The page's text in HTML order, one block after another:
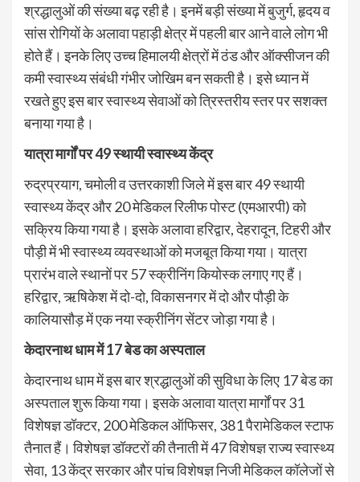
श्रद्धालुओं की संख्या बढ़ रही है। इनमें बड़ी संख्या में बुजुर्ग, हृदय व
सांस रोगियों के अलावा पहाड़ी क्षेत्र में पहली बार आने वाले लोग भी
होते हैं। इनके लिए उच्च हिमालयी क्षेत्रों में ठंड और ऑक्सीजन की
कमी स्वास्थ्य संबंधी गंभीर जोखिम बन सकती है। इसे ध्यान में
रखते हुए इस बार स्वास्थ्य सेवाओं को त्रिस्तरीय स्तर पर सशक्त
बनाया गया है।
यात्रा मार्गों पर 49स्थायी स्वास्थ्य केंद्र
रुद्रप्रयाग, चमोली व उत्तरकाशी जिले में इस बार 49 स्थायी
स्वास्थ्य केंद्र और 20 मेडिकल रिलीफ पोस्ट (एमआरपी) को
सक्रिय किया गया है। इसके अलावा हरिद्वार, देहरादून, टिहरी और
पौड़ी में भी स्वास्थ्य व्यवस्थाओं को मजबूत किया गया। यात्रा
प्रारंभ वाले स्थानों पर 57 स्क्रीनिंग कियोस्क लगाए गए हैं।
हरिद्वार, ऋषिकेश में दो-दो, विकासनगर में दो और पौड़ी के
कालियासौड़ में एक नया स्क्रीनिंग सेंटर जोड़ा गया है।
केदारनाथ धाम में 17बेड का अस्पताल
केदारनाथ धाम में इस बार श्रद्धालुओं की सुविधा के लिए 17 बेड का
अस्पताल शुरू किया गया। इसके अलावा यात्रा मार्गों पर 31
विशेषज्ञ डॉक्टर, 200 मेडिकल ऑफिसर, 381 पैरामेडिकल स्टाफ
तैनात हैं। विशेषज्ञ डॉक्टरों की तैनाती में 47 विशेषज्ञ राज्य स्वास्थ्य
सेवा, 13 केंद्र सरकार और पांच विशेषज्ञ निजी मेडिकल कॉलेजों से